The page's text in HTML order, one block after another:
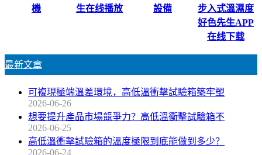
機
生在线播放
設備
步入式溫濕度
好色先生APP
在线下载
最新文章
可複現極端溫差環境，高低溫衝擊試驗箱築牢塑
2026-06-26
想要提升產品市場競爭力？高低溫衝擊試驗箱不
2026-06-25
高低溫衝擊試驗箱的溫度極限到底能做到多少？
2026-06-24